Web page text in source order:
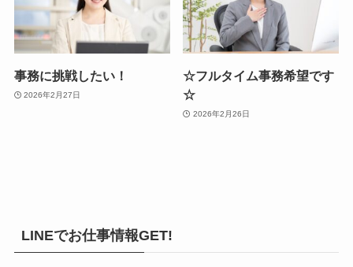
事務に挑戦したい！
2026年2月27日
☆フルタイム事務希望です
☆
2026年2月26日
LINEでお仕事情報GET!